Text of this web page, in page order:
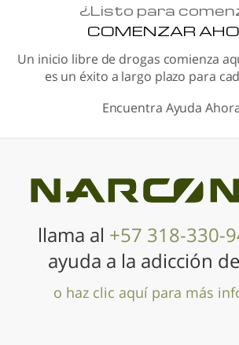
¿Listo para
COMENZAR
Un inicio libre de drogas comienza
es un éxito a largo plazo para
Encuentra Ayuda
llama al +57 318-330-
ayuda a la adicción
o haz clic aquí para más